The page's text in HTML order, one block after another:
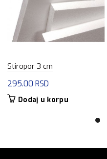
Stiropor 3 cm
295.00 RSD
Dodaj u korpu